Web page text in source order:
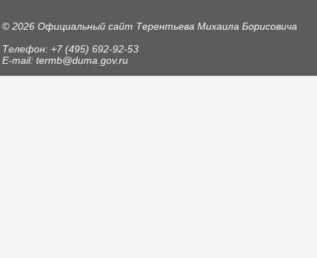
© 2026 Официальный сайт Терентьева Михаила Борисовича
Телефон: +7 (495) 692-92-53
E-mail: termb@duma.gov.ru